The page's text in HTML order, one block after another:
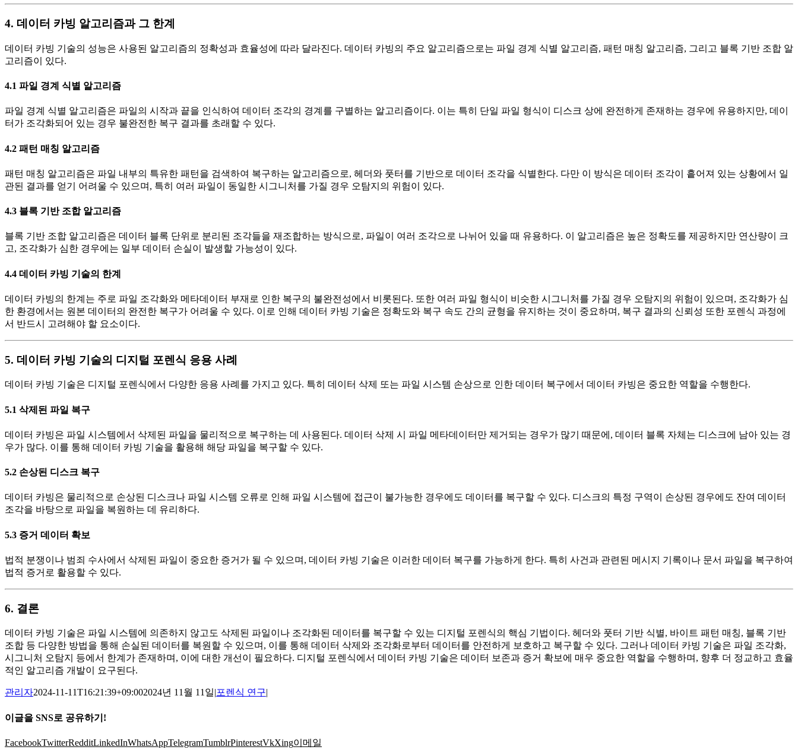
4. 데이터 카빙 알고리즘과 그 한계
데이터 카빙 기술의 성능은 사용된 알고리즘의 정확성과 효율성에 따라 달라진다. 데이터 카빙의 주요 알고리즘으로는 파일 경계 식별 알고리즘, 패턴 매칭 알고리즘, 그리고 블록 기반 조합 알
고리즘이 있다.
4.1 파일 경계 식별 알고리즘
파일 경계 식별 알고리즘은 파일의 시작과 끝을 인식하여 데이터 조각의 경계를 구별하는 알고리즘이다. 이는 특히 단일 파일 형식이 디스크 상에 완전하게 존재하는 경우에 유용하지만, 데이
터가 조각화되어 있는 경우 불완전한 복구 결과를 초래할 수 있다.
4.2 패턴 매칭 알고리즘
패턴 매칭 알고리즘은 파일 내부의 특유한 패턴을 검색하여 복구하는 알고리즘으로, 헤더와 풋터를 기반으로 데이터 조각을 식별한다. 다만 이 방식은 데이터 조각이 흩어져 있는 상황에서 일
관된 결과를 얻기 어려울 수 있으며, 특히 여러 파일이 동일한 시그니처를 가질 경우 오탐지의 위험이 있다.
4.3 블록 기반 조합 알고리즘
블록 기반 조합 알고리즘은 데이터 블록 단위로 분리된 조각들을 재조합하는 방식으로, 파일이 여러 조각으로 나뉘어 있을 때 유용하다. 이 알고리즘은 높은 정확도를 제공하지만 연산량이 크
고, 조각화가 심한 경우에는 일부 데이터 손실이 발생할 가능성이 있다.
4.4 데이터 카빙 기술의 한계
데이터 카빙의 한계는 주로 파일 조각화와 메타데이터 부재로 인한 복구의 불완전성에서 비롯된다. 또한 여러 파일 형식이 비슷한 시그니처를 가질 경우 오탐지의 위험이 있으며, 조각화가 심
한 환경에서는 원본 데이터의 완전한 복구가 어려울 수 있다. 이로 인해 데이터 카빙 기술은 정확도와 복구 속도 간의 균형을 유지하는 것이 중요하며, 복구 결과의 신뢰성 또한 포렌식 과정에
서 반드시 고려해야 할 요소이다.
5. 데이터 카빙 기술의 디지털 포렌식 응용 사례
데이터 카빙 기술은 디지털 포렌식에서 다양한 응용 사례를 가지고 있다. 특히 데이터 삭제 또는 파일 시스템 손상으로 인한 데이터 복구에서 데이터 카빙은 중요한 역할을 수행한다.
5.1 삭제된 파일 복구
데이터 카빙은 파일 시스템에서 삭제된 파일을 물리적으로 복구하는 데 사용된다. 데이터 삭제 시 파일 메타데이터만 제거되는 경우가 많기 때문에, 데이터 블록 자체는 디스크에 남아 있는 경
우가 많다. 이를 통해 데이터 카빙 기술을 활용해 해당 파일을 복구할 수 있다.
5.2 손상된 디스크 복구
데이터 카빙은 물리적으로 손상된 디스크나 파일 시스템 오류로 인해 파일 시스템에 접근이 불가능한 경우에도 데이터를 복구할 수 있다. 디스크의 특정 구역이 손상된 경우에도 잔여 데이터
조각을 바탕으로 파일을 복원하는 데 유리하다.
5.3 증거 데이터 확보
법적 분쟁이나 범죄 수사에서 삭제된 파일이 중요한 증거가 될 수 있으며, 데이터 카빙 기술은 이러한 데이터 복구를 가능하게 한다. 특히 사건과 관련된 메시지 기록이나 문서 파일을 복구하여
법적 증거로 활용할 수 있다.
6. 결론
데이터 카빙 기술은 파일 시스템에 의존하지 않고도 삭제된 파일이나 조각화된 데이터를 복구할 수 있는 디지털 포렌식의 핵심 기법이다. 헤더와 풋터 기반 식별, 바이트 패턴 매칭, 블록 기반
조합 등 다양한 방법을 통해 손실된 데이터를 복원할 수 있으며, 이를 통해 데이터 삭제와 조각화로부터 데이터를 안전하게 보호하고 복구할 수 있다. 그러나 데이터 카빙 기술은 파일 조각화,
시그니처 오탐지 등에서 한계가 존재하며, 이에 대한 개선이 필요하다. 디지털 포렌식에서 데이터 카빙 기술은 데이터 보존과 증거 확보에 매우 중요한 역할을 수행하며, 향후 더 정교하고 효율
적인 알고리즘 개발이 요구된다.
관리자2024-11-11T16:21:39+09:002024년 11월 11일|포렌식 연구|
이글을 SNS로 공유하기!
FacebookTwitterRedditLinkedInWhatsAppTelegramTumblrPinterestVkXing이메일